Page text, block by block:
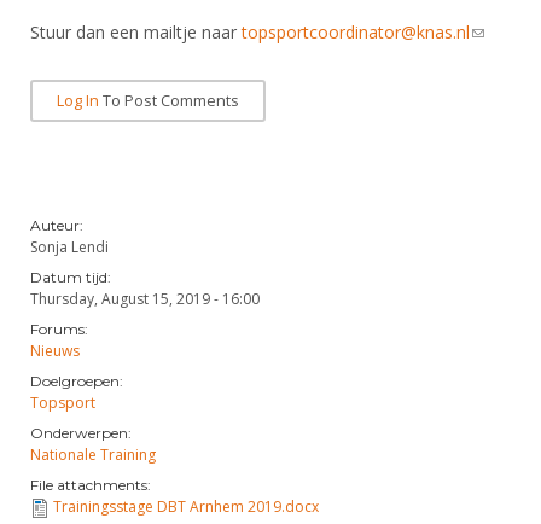
Gebruiksvoorwaarden
Handleiding
Historie
Commissies
Vacatures
Bondsbureau
Contact
Medewerkers
Samenwerking
Formulieren
Reglementen
Rolstoelschermen
Wedstrijdkalender
KNAS Keurmerk
NK's
JPT
JEC
Veteranenwedstrijden
FBT
SBT
Talentontwikkeling
Internationale Titeltoernooien
Internationale aanmeldingen
Brassardsysteem
Voor coaches en leraren
Internationale opleidingen
Opleidingen
Leraar
Voor scheidsrechters
Nieuws
Scheidsrechterslijst
Scheidsrechter Documentatie
Stuur dan een mailtje naartopsportcoordinator@knas.nl(link
Log In To Post Comments
Auteur:
Sonja Lendi
Datum tijd:
Thursday, August 15, 2019 - 16:00
Forums:
Nieuws
Doelgroepen:
Topsport
Onderwerpen:
Nationale Training
File attachments:
Trainingsstage DBT Arnhem 2019.docx